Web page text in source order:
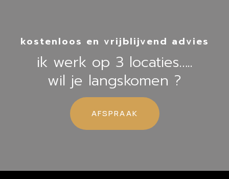
kostenloos en vrijblijvend advies
ik werk op 3 locaties…..
wil je langskomen ?
AFSPRAAK